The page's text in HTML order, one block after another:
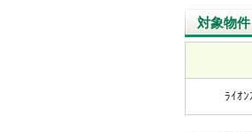
対象物件
ﾗｲｵ